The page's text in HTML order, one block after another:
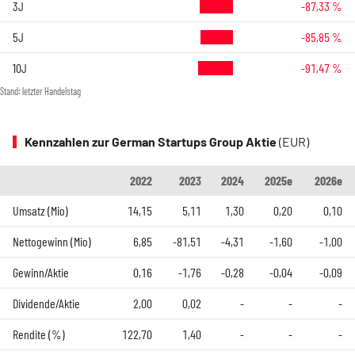
3J -87,33 %
5J -85,85 %
10J -91,47 %
Stand: letzter Handelstag
Kennzahlen zur German Startups Group Aktie(EUR)
2022 2023 2024 2025e
2026e
Umsatz (Mio)
14,15 5,11 1,30 0,20 0,10
Nettogewinn (Mio) 6,85 -81,51 -4,31 -1,60 -1,00
Gewinn/Aktie 0,16 -1,76 -0,28 -0,04 -0,09
Dividende/Aktie 2,00 0,02 - - -
Rendite (%) 122,70 1,40 - - -